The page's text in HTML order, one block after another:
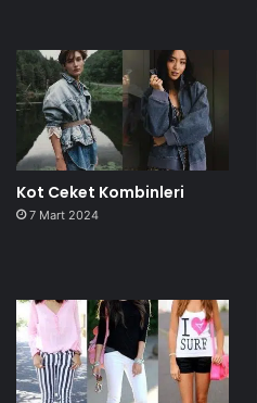
Kot Ceket Kombinleri
7 Mart 2024